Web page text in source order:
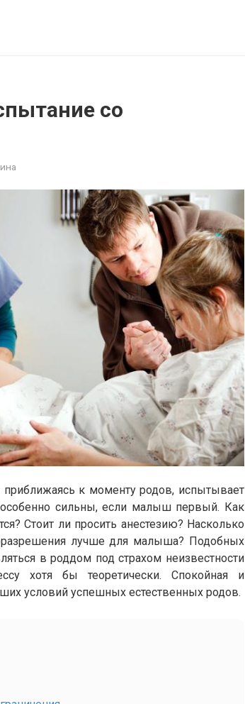
со
к моменту родов, испытывает
сильны, если малыш первый. Как
Стоит ли просить анестезию? Насколько
лучше для малыша? Подобных
в роддом под страхом неизвестности
хотя бы теоретически. Спокойная и
условий успешных естественных родов.